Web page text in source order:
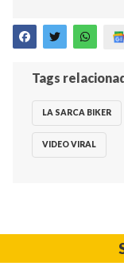
Tags
LA SARCA BIKER
VIDEO VIRAL